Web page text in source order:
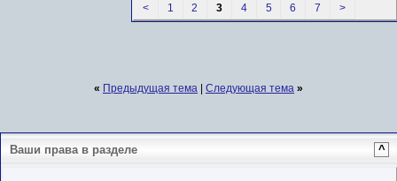
< 1 2 3 4 5 6 7 >
« Предыдущая тема Следующая тема »
Ваши права в разделе ^